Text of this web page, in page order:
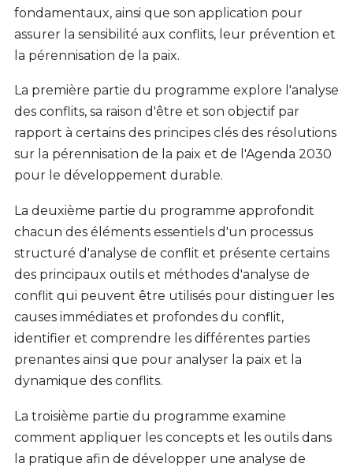
fondamentaux, ainsi que son application pour
assurer la sensibilité aux conflits, leur prévention et
la pérennisation de la paix.
La première partie du programme explore l'analyse
des conflits, sa raison d'être et son objectif par
rapport à certains des principes clés des résolutions
sur la pérennisation de la paix et de l'Agenda 2030
pour le développement durable.
La deuxième partie du programme approfondit
chacun des éléments essentiels d'un processus
structuré d'analyse de conflit et présente certains
des principaux outils et méthodes d'analyse de
conflit qui peuvent être utilisés pour distinguer les
causes immédiates et profondes du conflit,
identifier et comprendre les différentes parties
prenantes ainsi que pour analyser la paix et la
dynamique des conflits.
La troisième partie du programme examine
comment appliquer les concepts et les outils dans
la pratique afin de développer une analyse de